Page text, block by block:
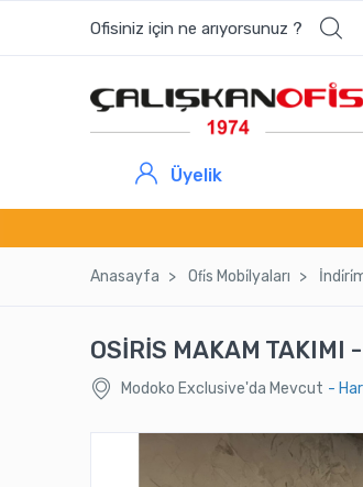
Ofisiniz için ne arıyorsunuz ?
Üyelik
Anasayfa Ofi̇s Mobi̇lyaları
OSİRİS MAKAM TAKIMI
Modoko Exclusive'da Mevcut -